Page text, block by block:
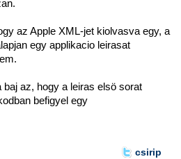
az Apple XML-jet kiolvasva egy, a
egy applikacio leirasat
az, hogy a leiras elsö sorat
befigyel egy
csirip